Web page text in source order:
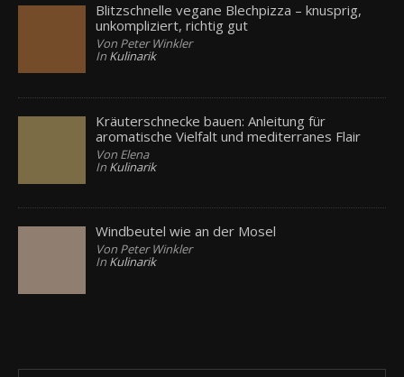
Blitzschnelle vegane Blechpizza – knusprig,
unkompliziert, richtig gut
Von Peter Winkler
In Kulinarik
Kräuterschnecke bauen: Anleitung für
aromatische Vielfalt und mediterranes Flair
Von Elena
In Kulinarik
Windbeutel wie an der Mosel
Von Peter Winkler
In Kulinarik